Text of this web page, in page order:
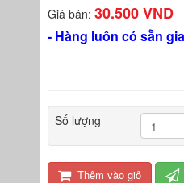
Giá bán: 30.500 VND
- Hàng luôn có sẵn
Số lượng
Thêm vào giỏ